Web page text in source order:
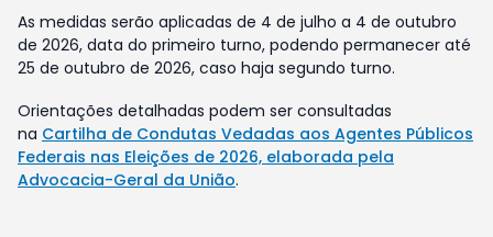
As medidas serão aplicadas de 4 de julho a 4 de outubro
de 2026, data do primeiro turno, podendo permanecer até
25 de outubro de 2026, caso haja segundo turno.
Orientações detalhadas podem ser consultadas
na Cartilha de Condutas Vedadas aos Agentes Públicos
Federais nas Eleições de 2026, elaborada pela
Advocacia-Geral da União.